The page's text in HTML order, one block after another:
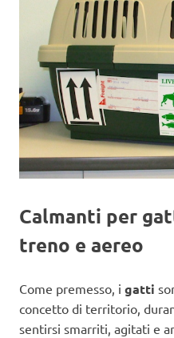
Calmanti per
treno e aereo
Come premesso, i gatti
concetto di territorio,
sentirsi smarriti, agitati e